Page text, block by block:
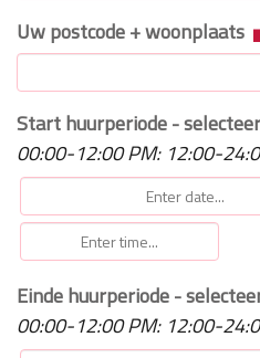
Uw postcode + woonplaats
Start huurperiode -
00:00-12:00 PM: 12:00-
Einde huurperiode -
00:00-12:00 PM: 12:00-